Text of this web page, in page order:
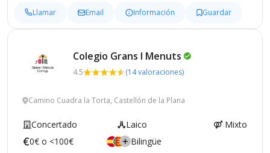
Llamar Email Información Guardar
Colegio Grans I Menuts
4.5 (14 valoraciones)
Camino Cuadra la Torta, Castellón de la Plana
Concertado Laico
Mixto
0€ o <100€
Bilingüe